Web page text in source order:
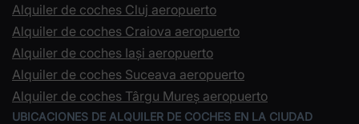
Alquiler de coches Cluj aeropuerto
Alquiler de coches Craiova aeropuerto
Alquiler de coches Iași aeropuerto
Alquiler de coches Suceava aeropuerto
Alquiler de coches Târgu Mureș aeropuerto
UBICACIONES DE ALQUILER DE COCHES EN LA CIUDAD